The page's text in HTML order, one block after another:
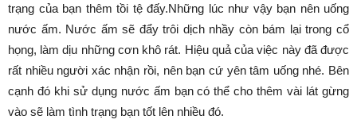
trạng của bạn thêm tồi tệ đấy.Những lúc như vậy bạn nên uống
nước ấm. Nước ấm sẽ đẩy trôi dịch nhầy còn bám lại trong cổ
họng, làm dịu những cơn khô rát. Hiệu quả của việc này đã được
rất nhiều người xác nhận rồi, nên bạn cứ yên tâm uống nhé. Bên
cạnh đó khi sử dụng nước ấm bạn có thể cho thêm vài lát gừng
vào sẽ làm tình trạng bạn tốt lên nhiều đó.